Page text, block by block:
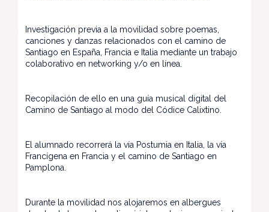
Investigación previa a la movilidad sobre poemas,
canciones y danzas relacionados con el camino de
Santiago en España, Francia e Italia mediante un trabajo
colaborativo en networking y/o en línea.
Recopilación de ello en una guía musical digital del
Camino de Santiago al modo del Códice Calixtino.
El alumnado recorrerá la vía Postumia en Italia, la vía
Francígena en Francia y el camino de Santiago en
Pamplona.
Durante la movilidad nos alojaremos en albergues